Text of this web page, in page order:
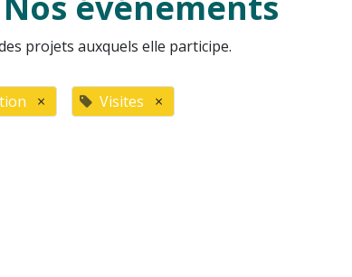
projets auxquels elle participe.
× Visites ×